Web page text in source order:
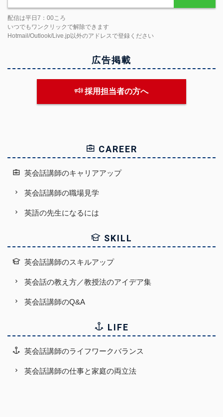
配信は平日7：00ころ
いつでもワンクリックで解除できます
Hotmail/Outlook/Live.jp以外のアドレスで登録ください
広告掲載
採用担当者の方へ
CAREER
英会話講師のキャリアアップ
英会話講師の職場見学
英語の先生になるには
SKILL
英会話講師のスキルアップ
英会話の教え方／教授法のアイデア集
英会話講師のQ&A
LIFE
英会話講師のライフワークバランス
英会話講師の仕事と家庭の両立法